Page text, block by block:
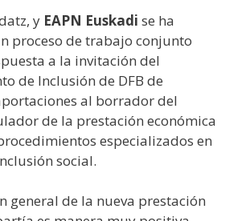
y EAPN Euskadi se ha
proceso de trabajo conjunto
a la invitación del
de Inclusión de DFB de
al borrador del
de la prestación económica
especializados en
social.
general de la nueva prestación